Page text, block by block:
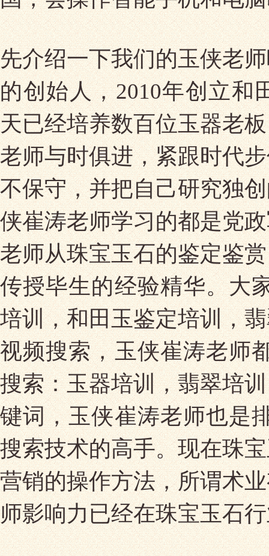
先介绍一下我们的玉侠老
的创始人，2010年创立和
天已经培养数百位玉器老
老师与时俱进，紧跟时代
不保守，并把自己研究独
侠崔涛老师学习的都是党
老师从珠宝玉石的鉴定鉴
传授毕生的经验精华。大
培训，和田玉鉴定培训，
视频搜索，玉侠崔涛老师
搜索：玉器培训，翡翠培
键词，玉侠崔涛老师也是
搜索技术的高手。现在珠
营销的操作方法，所谓术
师影响力已经在珠宝玉石